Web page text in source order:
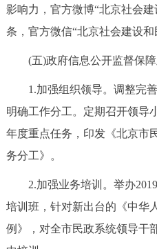
影响力，官方微博“北京社会
条，官方微信“北京社会建设和
(五)政府信息公开监督保障
1.加强组织领导。调整完善
明确工作分工。定期召开领导
年度重点任务，印发《北京市
务分工》。
2.加强业务培训。举办2019
培训班，针对新出台的《中华
例》，对全市民政系统领导干